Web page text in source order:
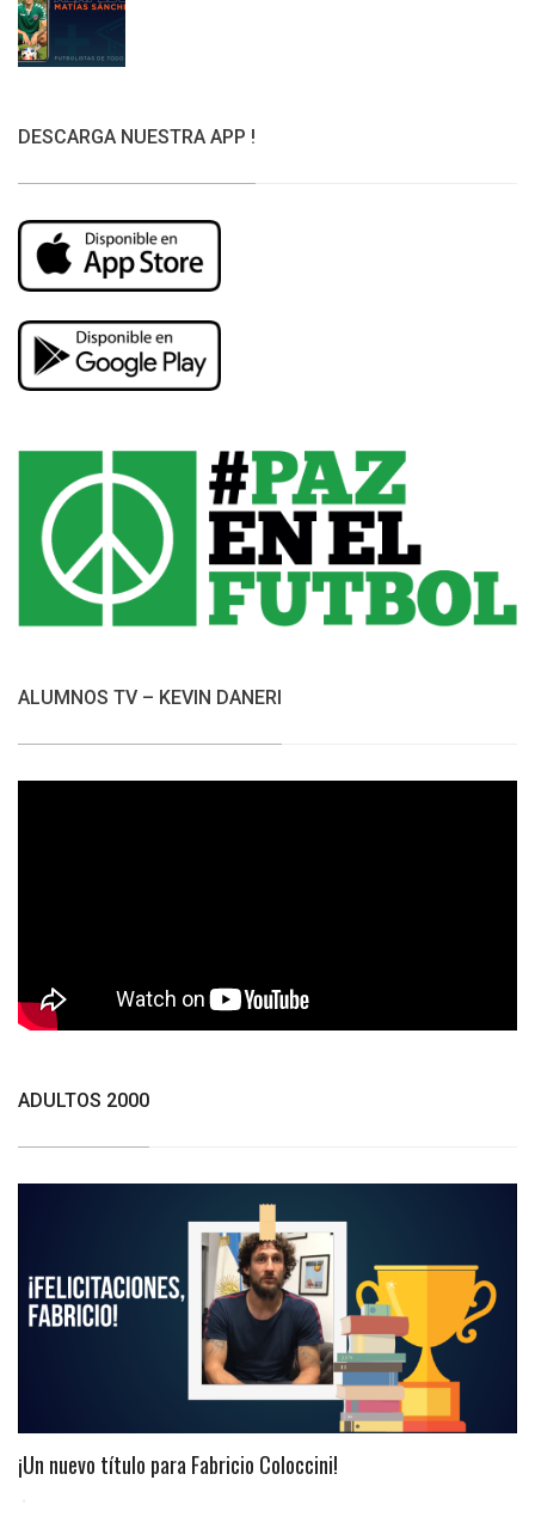
DESCARGA NUESTRA APP !
ALUMNOS TV – KEVIN DANERI
ADULTOS 2000
¡Un nuevo título para Fabricio Coloccini!